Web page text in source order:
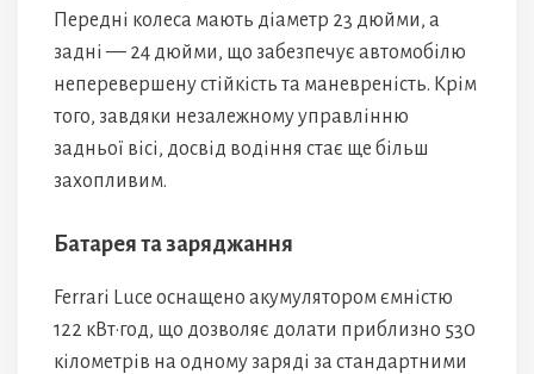
Передні колеса мають діаметр 23 дюйми, а
задні — 24 дюйми, що забезпечує автомобілю
неперевершену стійкість та маневреність. Крім
того, завдяки незалежному управлінню
задньої вісі, досвід водіння стає ще більш
захопливим.
Батарея та заряджання
Ferrari Luce оснащено акумулятором ємністю
122 кВт·год, що дозволяє долати приблизно 530
кілометрів на одному заряді за стандартними